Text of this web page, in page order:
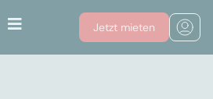
Jetzt mieten